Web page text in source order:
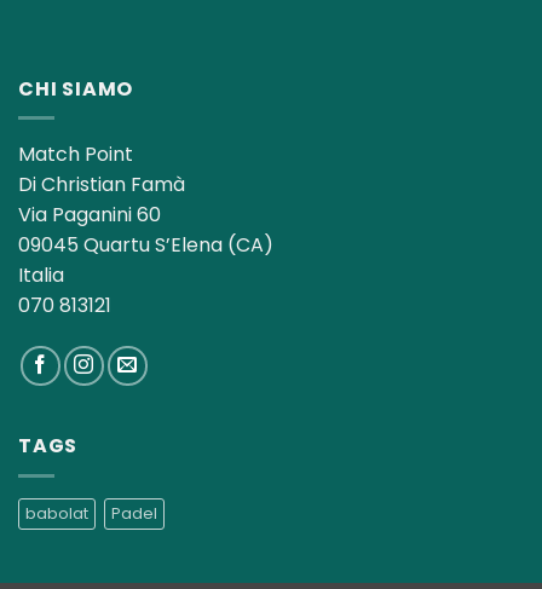
CHI SIAMO
Match Point
Di Christian Famà
Via Paganini 60
09045 Quartu S’Elena (CA)
Italia
070 813121
TAGS
babolat Padel